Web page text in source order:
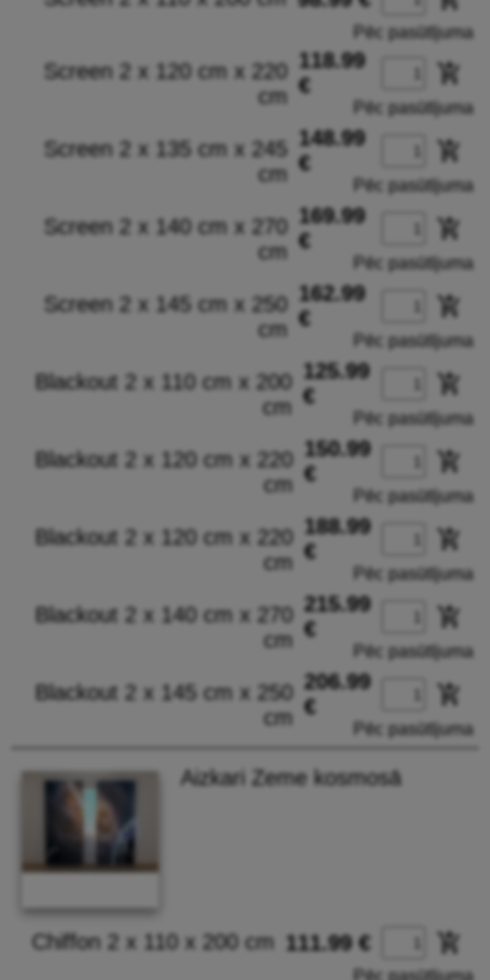
Pēc pasūtījuma
Screen 2 x 120 cm x 220
cm
118.99
€
add_shopping_cart
Pēc pasūtījuma
Screen 2 x 135 cm x 245
cm
148.99
€
add_shopping_cart
Pēc pasūtījuma
Screen 2 x 140 cm x 270
cm
169.99
€
add_shopping_cart
Pēc pasūtījuma
Screen 2 x 145 cm x 250
cm
162.99
€
add_shopping_cart
Pēc pasūtījuma
Blackout 2 x 110 cm x 200
cm
125.99
€
add_shopping_cart
Pēc pasūtījuma
Blackout 2 x 120 cm x 220
cm
150.99
€
add_shopping_cart
Pēc pasūtījuma
Blackout 2 x 120 cm x 220
cm
188.99
€
add_shopping_cart
Pēc pasūtījuma
Blackout 2 x 140 cm x 270
cm
215.99
€
add_shopping_cart
Pēc pasūtījuma
Blackout 2 x 145 cm x 250
cm
206.99
€
add_shopping_cart
Pēc pasūtījuma
Aizkari Zeme kosmosā
Chiffon 2 x 110 x 200 cm 111.99 € add_shopping_cart
Pēc pasūtījuma